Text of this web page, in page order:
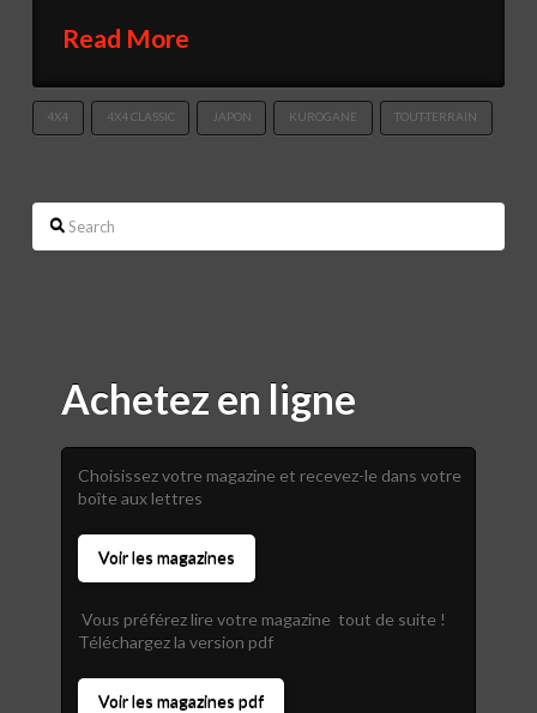
Read More
4X4 4X4 CLASSIC JAPON KUROGANE TOUT-TERRAIN
Search
Achetez en ligne
Choisissez votre magazine et recevez-le dans votre
boîte aux lettres
Voir les magazines
Vous préférez lire votre magazine tout de suite !
Téléchargez la version pdf
Voir les magazines pdf